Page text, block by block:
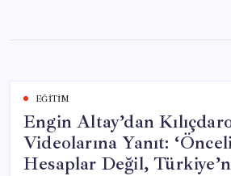
content
EĞITIM
Engin Altay’dan
Videolarına Yanıt:
Hesaplar Değil,